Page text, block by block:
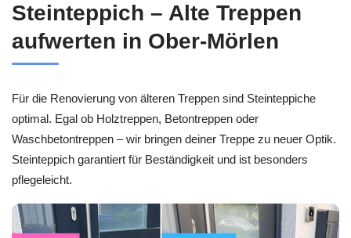
Steinteppich – Alte Treppen
aufwerten in Ober-Mörlen
Für die Renovierung von älteren Treppen sind Steinteppiche
optimal. Egal ob Holztreppen, Betontreppen oder
Waschbetontreppen – wir bringen deiner Treppe zu neuer Optik.
Steinteppich garantiert für Beständigkeit und ist besonders
pflegeleicht.